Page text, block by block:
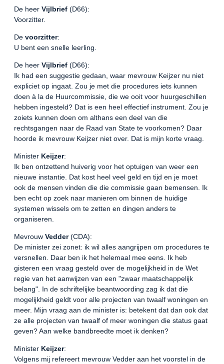
De heer Vijlbrief (D66):
Voorzitter.
De voorzitter:
U bent een snelle leerling.
De heer Vijlbrief (D66):
Ik had een suggestie gedaan, waar mevrouw Keijzer nu niet
expliciet op ingaat. Zou je met die procedures iets kunnen
doen à la de Huurcommissie, die we ooit voor huurgeschillen
hebben ingesteld? Dat is een heel effectief instrument. Zou je
zoiets kunnen doen om althans een deel van die
rechtsgangen naar de Raad van State te voorkomen? Daar
hoorde ik mevrouw Keijzer niet over. Dat is mijn korte vraag.
Minister Keijzer:
Ik ben ontzettend huiverig voor het optuigen van weer een
nieuwe instantie. Dat kost heel veel geld en tijd en je moet
ook de mensen vinden die die commissie gaan bemensen. Ik
ben echt op zoek naar manieren om binnen de huidige
systemen wissels om te zetten en dingen anders te
organiseren.
Mevrouw Vedder(CDA):
De minister zei zonet: ik wil alles aangrijpen om procedures te
versnellen. Daar ben ik het helemaal mee eens. Ik heb
gisteren een vraag gesteld over de mogelijkheid in de Wet
regie van het aanwijzen van een "zwaar maatschappelijk
belang". In de schriftelijke beantwoording zag ik dat die
mogelijkheid geldt voor alle projecten van twaalf woningen en
meer. Mijn vraag aan de minister is: betekent dat dan ook dat
ze alle projecten van twaalf of meer woningen die status gaat
geven? Aan welke bandbreedte moet ik denken?
Minister Keijzer:
Volgens mij refereert mevrouw Vedder aan het voorstel in de